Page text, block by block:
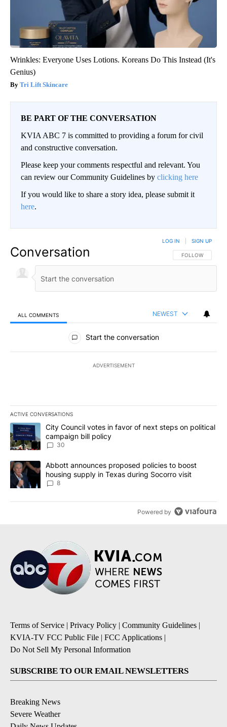
Wrinkles: Everyone Uses Lotions. Koreans Do This Instead (It's
Genius)
Tri Lift Skincare
BE PART OF THE CONVERSATION
KVIA ABC 7 is committed to providing a forum for civil
and constructive conversation.
Please keep your comments respectful and relevant. You
can review our Community Guidelines by clicking here
If you would like to share a story idea, please submit it
here.
Conversation FOLLOW THIS
FOLLOW
LOG IN SIGN UP
ALL COMMENTS NEWEST
All Comments
Start the conversation
ADVERTISEMENT
ACTIVE CONVERSATIONS
The following is a list of the most commented articles in the last
A trending article titled "City Council votes in favor of next
City Council votes in favor of next steps on political
campaign bill policy
30
A trending article titled "Abbott announces proposed policies to
Abbott announces proposed policies to boost
housing supply in Texas during Socorro visit
8
Powered by
Terms of Service | Privacy Policy | Community Guidelines |
KVIA-TV FCC Public File | FCC Applications |
Do Not Sell My Personal Information
SUBSCRIBE TO OUR EMAIL NEWSLETTERS
Breaking News
Severe Weather